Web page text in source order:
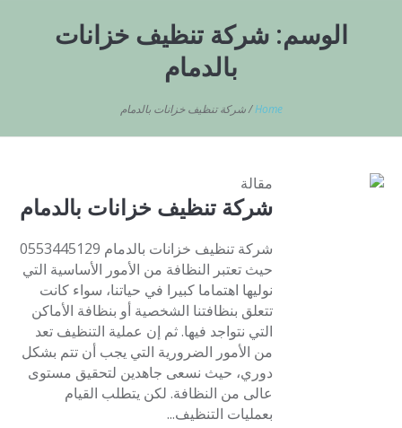
الوسم:شركة تنظيف خزانات
بالدمام
Home
/شركة تنظيف خزانات بالدمام
مقالة
شركة تنظيف خزانات بالدمام
شركة تنظيف خزانات بالدمام 0553445129
حيث تعتبر النظافة من الأمور الأساسية التي
نوليها اهتماما كبيرا في حياتنا، سواء كانت
تتعلق بنظافتنا الشخصية أو بنظافة الأماكن
التي نتواجد فيها. ثم إن عملية التنظيف تعد
من الأمور الضرورية التي يجب أن تتم بشكل
دوري، حيث نسعى جاهدين لتحقيق مستوى
عالى من النظافة. لكن يتطلب القيام
بعمليات التنظيف...